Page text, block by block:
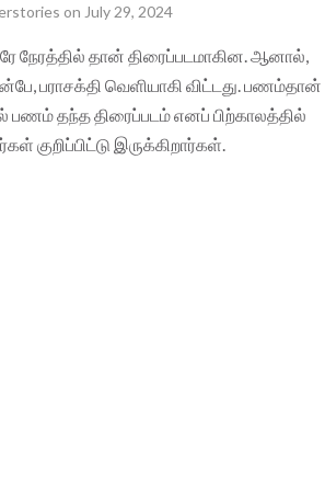
on July 29, 2024
நேரத்தில் தான் திரைப்படமாகின. ஆனால்,
பராசக்தி வெளியாகி விட்டது. பணம்தான்
பணம் தந்த திரைப்படம் எனப் பிற்காலத்தில்
குறிப்பிட்டு இருக்கிறார்கள்.